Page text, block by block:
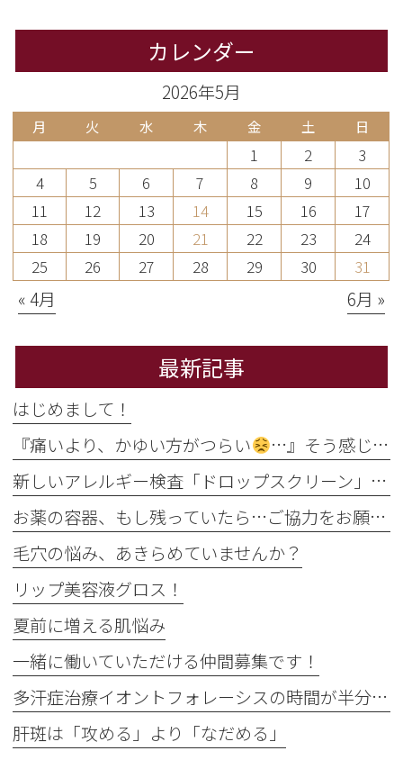
カレンダー
2026年5月
月 火 水 木 金 土 日
1 2
3
4
5 6 7 8 9
10
11
12 13 14 15 16
17
18
19 20 21 22 23
24
25
26 27 28 29 30 31
« 4月 6月 »
最新記事
はじめまして！
『痛いより、かゆい方がつらい
…』そう感じるのには理由があります
新しいアレルギー検査「ドロップスクリーン」を導入しました！
お薬の容器、もし残っていたら…ご協力をお願いします
毛穴の悩み、あきらめていませんか？
リップ美容液グロス！
夏前に増える肌悩み
一緒に働いていただける仲間募集です！
多汗症治療イオントフォレーシスの時間が半分に
肝斑は「攻める」より「なだめる」